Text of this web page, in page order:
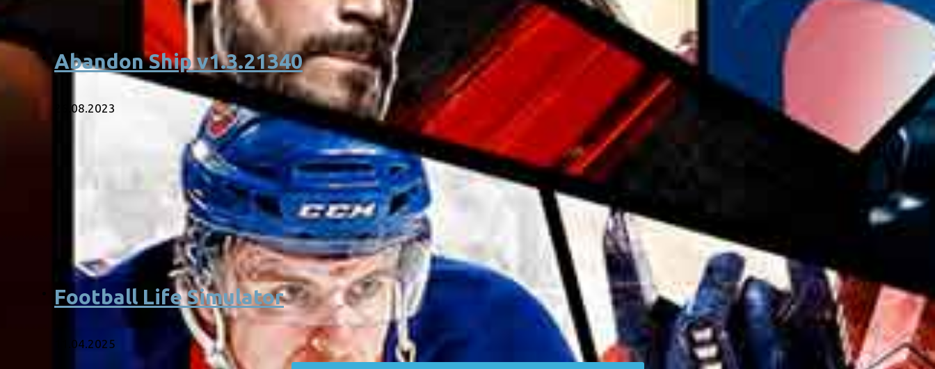
Abandon Ship v1.3.21340
26.08.2023
Football Life Simulator
11.04.2025